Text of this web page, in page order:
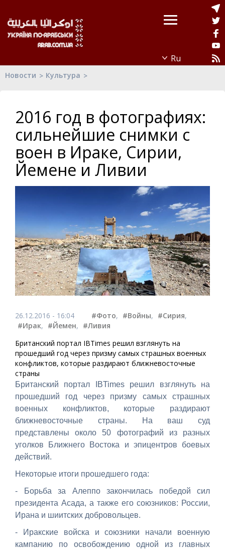
Новости Культура
2016 год в фотографиях:
сильнейшие снимки с
воен в Ираке, Сирии,
Йемене и Ливии
26.12.2016 - 16:04 #Фото, #Войны, #Сирия,
#Ирак, #Йемен, #Ливия
Британский портал IBTimes решил взглянуть на
прошедший год через призму самых страшных военных
конфликтов, которые раздирают ближневосточные
страны
Британский портал IBTimes решил взглянуть на
прошедший год через призму самых страшных
военных конфликтов, которые раздирают
ближневосточные страны. На ваш суд
представлены около 50 фотографий из разных
уголков Ближнего Востока и эпицентров боевых
действий.
Некоторые итоги прошедшего года:
- Борьба за Алеппо закончилась победой сил
президента Асада, а также его союзников: России,
Ирана и шиитских добровольцев.
- Иракские войска и союзники начали военную
кампанию по освобождению одной из главных